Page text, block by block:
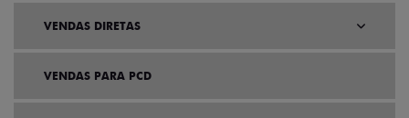
VENDAS DIRETAS
VENDAS PARA PCD